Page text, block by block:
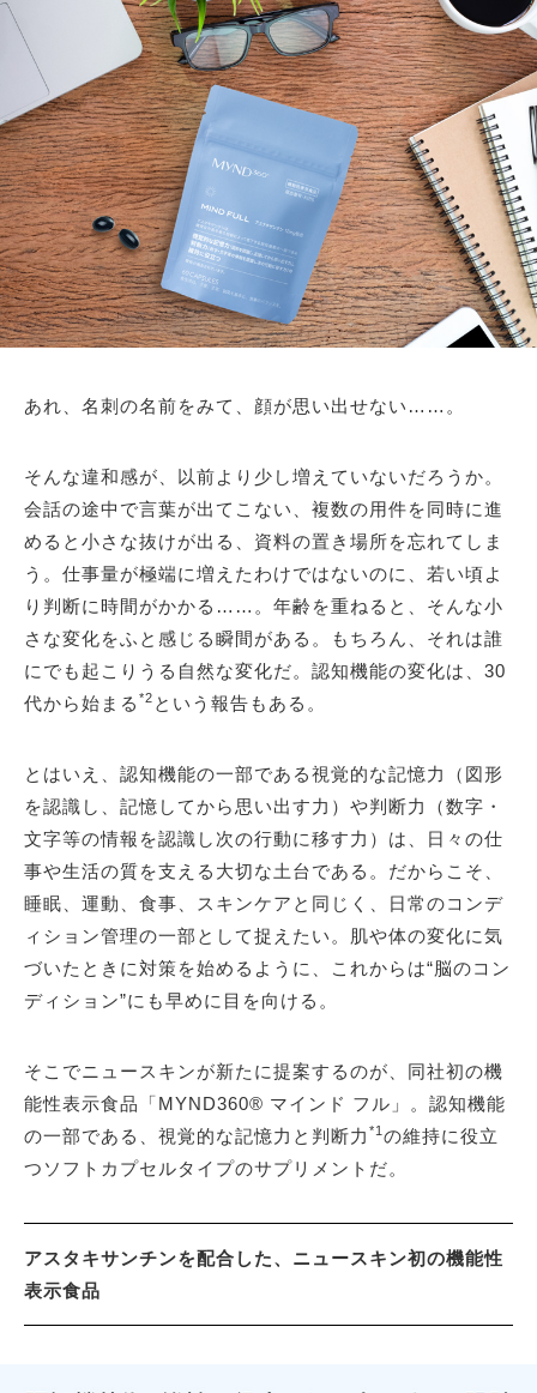
あれ、名刺の名前をみて、顔が思い出せない……。
そんな違和感が、以前より少し増えていないだろうか。
会話の途中で言葉が出てこない、複数の用件を同時に進
めると小さな抜けが出る、資料の置き場所を忘れてしま
う。仕事量が極端に増えたわけではないのに、若い頃よ
り判断に時間がかかる……。年齢を重ねると、そんな小
さな変化をふと感じる瞬間がある。もちろん、それは誰
にでも起こりうる自然な変化だ。認知機能の変化は、30
代から始まる *2 という報告もある。
とはいえ、認知機能の一部である視覚的な記憶力（図形
を認識し、記憶してから思い出す力）や判断力（数字・
文字等の情報を認識し次の行動に移す力）は、日々の仕
事や生活の質を支える大切な土台である。だからこそ、
睡眠、運動、食事、スキンケアと同じく、日常のコンデ
ィション管理の一部として捉えたい。肌や体の変化に気
づいたときに対策を始めるように、これからは“脳のコン
ディション”にも早めに目を向ける。
そこでニュースキンが新たに提案するのが、同社初の機
能性表示食品「MYND360® マインド フル」。認知機能
の一部である、視覚的な記憶力と判断力 *1の維持に役立
つソフトカプセルタイプのサプリメントだ。
アスタキサンチンを配合した、ニュースキン初の機能性
表示食品